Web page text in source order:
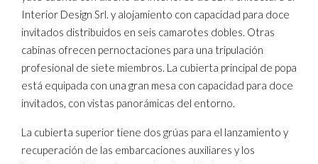
Interior Design Srl. y alojamiento con capacidad para doce
invitados distribuidos en seis camarotes dobles. Otras
cabinas ofrecen pernoctaciones para una tripulación
profesional de siete miembros. La cubierta principal de popa
está equipada con una gran mesa con capacidad para doce
invitados, con vistas panorámicas del entorno.
La cubierta superior tiene dos grúas para el lanzamiento y
recuperación de las embarcaciones auxiliares y los